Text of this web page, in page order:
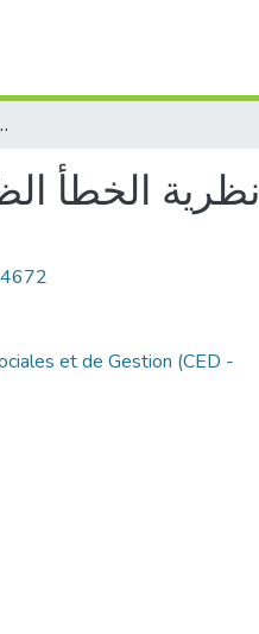
نظرية الخطأ الظاهر في
نظرية الخطأ
et de Gestion (CED -